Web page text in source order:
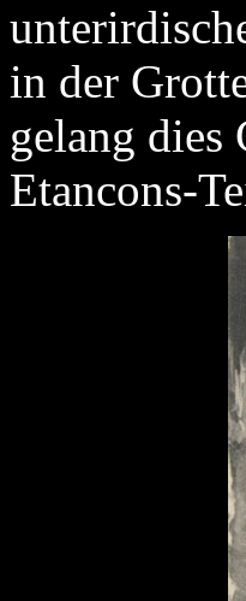
in der
gelang dies
Etancons-